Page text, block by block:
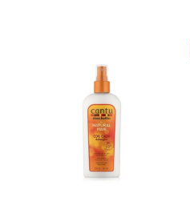
Organic
Conditioning
Detangler
aantal